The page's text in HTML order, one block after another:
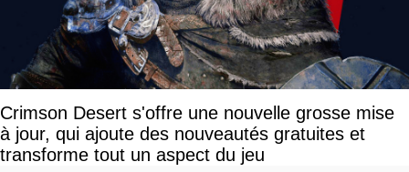
Crimson Desert s'offre une nouvelle grosse mise
à jour, qui ajoute des nouveautés gratuites et
transforme tout un aspect du jeu